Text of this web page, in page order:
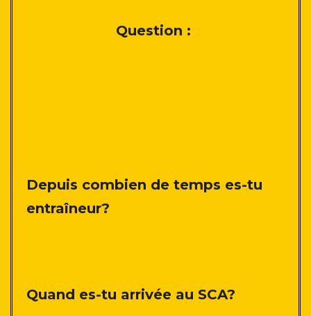
Question :
Depuis combien de temps es-tu
entraîneur?
Quand es-tu arrivée au SCA?